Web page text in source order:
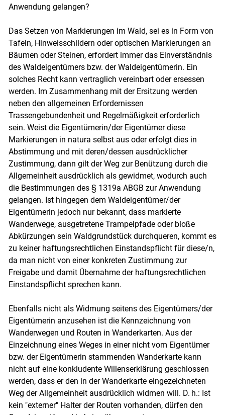
Anwendung gelangen?
Das Setzen von Markierungen im Wald, sei es in Form von
Tafeln, Hinweisschildern oder optischen Markierungen an
Bäumen oder Steinen, erfordert immer das Einverständnis
des Waldeigentümers bzw. der Waldeigentümerin. Ein
solches Recht kann vertraglich vereinbart oder ersessen
werden. Im Zusammenhang mit der Ersitzung werden
neben den allgemeinen Erfordernissen
Trassengebundenheit und Regelmäßigkeit erforderlich
sein. Weist die Eigentümerin/der Eigentümer diese
Markierungen in natura selbst aus oder erfolgt dies in
Abstimmung und mit deren/dessen ausdrücklicher
Zustimmung, dann gilt der Weg zur Benützung durch die
Allgemeinheit ausdrücklich als gewidmet, wodurch auch
die Bestimmungen des § 1319a ABGB zur Anwendung
gelangen. Ist hingegen dem Waldeigentümer/der
Eigentümerin jedoch nur bekannt, dass markierte
Wanderwege, ausgetretene Trampelpfade oder bloße
Abkürzungen sein Waldgrundstück durchqueren, kommt es
zu keiner haftungsrechtlichen Einstandspflicht für diese/n,
da man nicht von einer konkreten Zustimmung zur
Freigabe und damit Übernahme der haftungsrechtlichen
Einstandspflicht sprechen kann.
Ebenfalls nicht als Widmung seitens des Eigentümers/der
Eigentümerin anzusehen ist die Kennzeichnung von
Wanderwegen und Routen in Wanderkarten. Aus der
Einzeichnung eines Weges in einer nicht vom Eigentümer
bzw. der Eigentümerin stammenden Wanderkarte kann
nicht auf eine konkludente Willenserklärung geschlossen
werden, dass er den in der Wanderkarte eingezeichneten
Weg der Allgemeinheit ausdrücklich widmen will. D. h.: Ist
kein "externer" Halter der Routen vorhanden, dürfen den